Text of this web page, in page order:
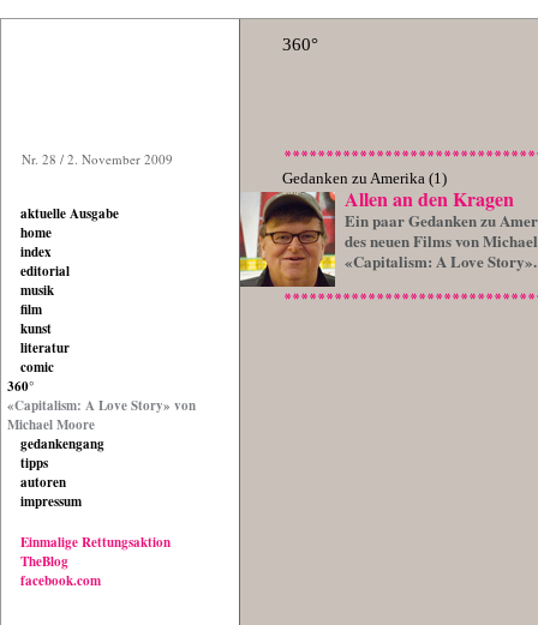
Nr. 28 / 2. November 2009
aktuelle Ausgabe
home
index
editorial
musik
film
kunst
literatur
comic
360°
«Capitalism: A Love Story» von
Michael Moore
gedankengang
tipps
autoren
impressum
Einmalige Rettungsaktion
TheBlog
facebook.com
360°
Gedanken zu Amerika (1)
Allen an den Kragen
Ein paar Gedanken zu
des neuen Films von
«Capitalism: A Love Story».